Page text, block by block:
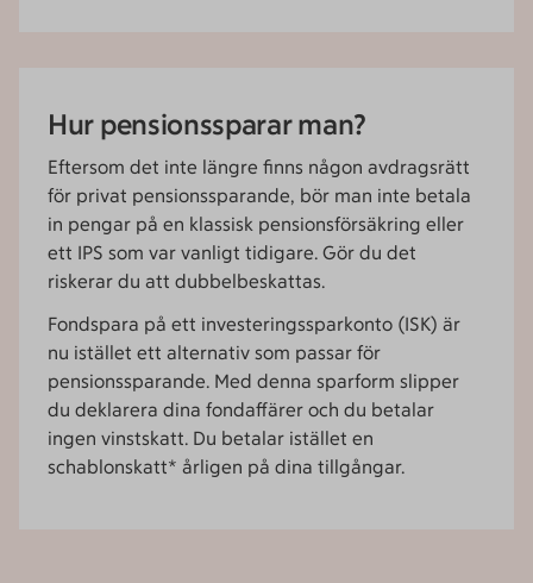
Hur pensionssparar man?
Eftersom det inte längre finns någon avdragsrätt
för privat pensionssparande, bör man inte betala
in pengar på en klassisk pensionsförsäkring eller
ett IPS som var vanligt tidigare. Gör du det
riskerar du att dubbelbeskattas.
Fondspara på ett investeringssparkonto (ISK) är
nu istället ett alternativ som passar för
pensionssparande. Med denna sparform slipper
du deklarera dina fondaffärer och du betalar
ingen vinstskatt. Du betalar istället en
schablonskatt* årligen på dina tillgångar.